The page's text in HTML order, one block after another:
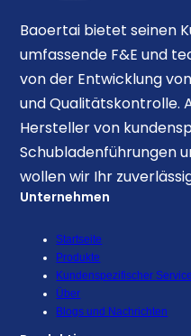
Baoertai bietet seinen
umfassende F&E und
von der Entwicklung
und Qualitätskontrolle.
Hersteller von
Schubladenführungen
wollen wir Ihr
Unternehmen
Startseite
Produkte
Kundenspezifischer Service
Über
Blogs und Nachrichten